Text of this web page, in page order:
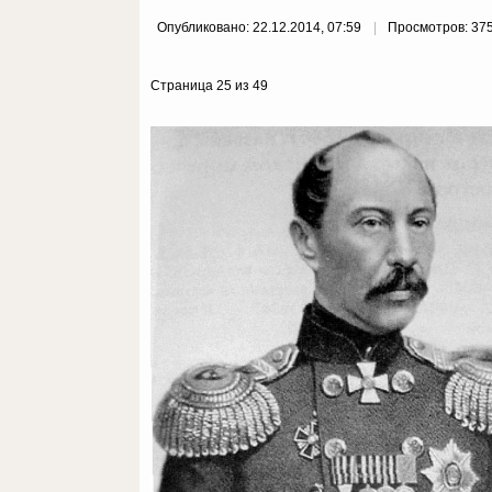
Опубликовано: 22.12.2014, 07:59 Просмотров:
Страница 25 из 49